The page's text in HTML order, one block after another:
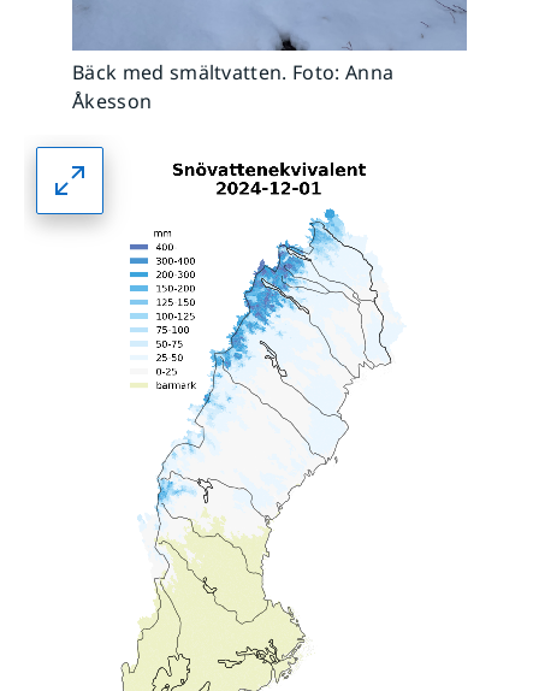
Bäck med smältvatten. Foto: Anna
Åkesson